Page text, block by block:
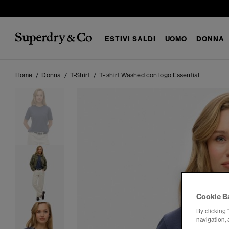
ESTIVI SALDI UOMO DONNA
Home Donna T-Shirt T- shirt Washed con logo Essential
Cookie
By clicking
navigation,